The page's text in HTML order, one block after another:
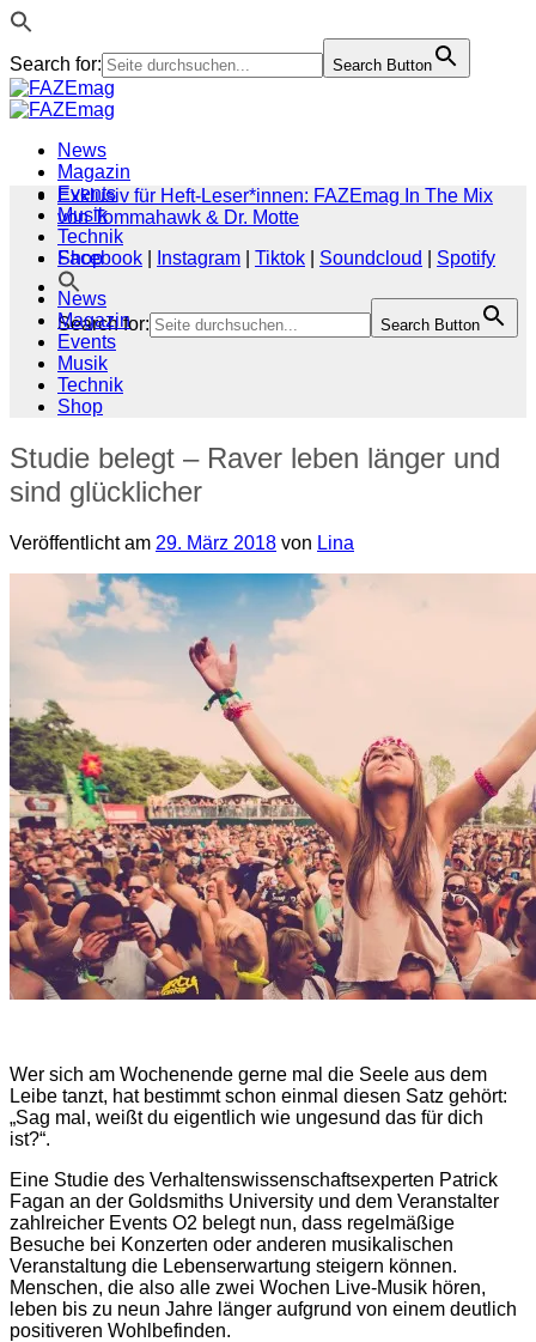
Search for: Search Button
Zum
Inhalt
News
Magazin
Events
Musik
Technik
Shop
Search for: Search Button
Exklusiv für Heft-Leser*innen: FAZEmag In The Mix
von Tommahawk & Dr. Motte
Facebook
Instagram Tiktok Soundcloud
Spotify
News
Magazin
Events
Musik
Technik
Shop
Studie belegt – Raver leben länger und
sind glücklicher
Veröffentlicht am 29. März 2018 von Lina
Wer sich am Wochenende gerne mal die Seele aus dem
Leibe tanzt, hat bestimmt schon einmal diesen Satz gehört:
„Sag mal, weißt du eigentlich wie ungesund das für dich
ist?“.
Eine Studie des Verhaltenswissenschaftsexperten Patrick
Fagan an der Goldsmiths University und dem Veranstalter
zahlreicher Events O2 belegt nun, dass regelmäßige
Besuche bei Konzerten oder anderen musikalischen
Veranstaltung die Lebenserwartung steigern können.
Menschen, die also alle zwei Wochen Live-Musik hören,
leben bis zu neun Jahre länger aufgrund von einem deutlich
positiveren Wohlbefinden.